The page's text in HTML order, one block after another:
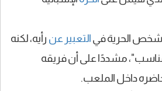
شخص الحرية في التعبير عن رأيه، لكنه
مشددًا على أن فريقه
داخل الملعب.